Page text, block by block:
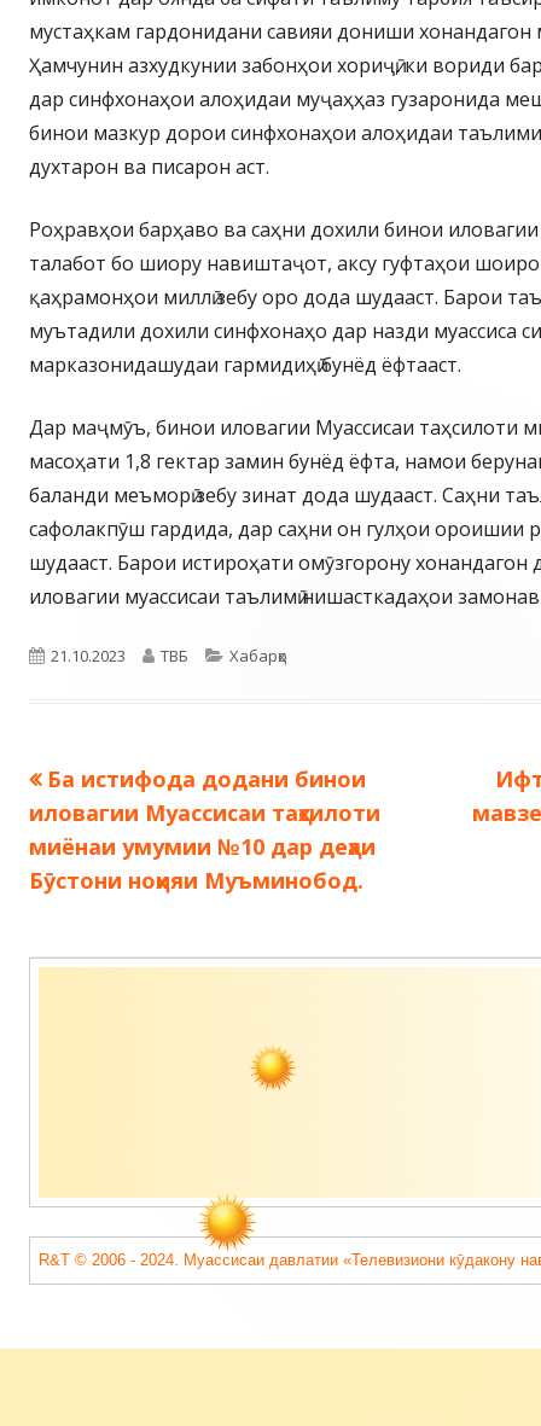
мустаҳкам гардонидани савияи дониши хонандагон
Ҳамчунин азхудкунии забонҳои хориҷӣ, ки вориди
дар синфхонаҳои алоҳидаи муҷаҳҳаз гузаронида
бинои мазкур дорои синфхонаҳои алоҳидаи
духтарон ва писарон аст.
Роҳравҳои барҳаво ва саҳни дохили бинои
талабот бо шиору навиштаҷот, аксу гуфтаҳои
қаҳрамонҳои миллӣ зебу оро дода шудааст. Барои
муътадили дохили синфхонаҳо дар назди муассиса
марказонидашудаи гармидиҳӣ бунёд ёфтааст.
Дар маҷмӯъ, бинои иловагии Муассисаи таҳсилоти
масоҳати 1,8 гектар замин бунёд ёфта, намои
баланди меъморӣ зебу зинат дода шудааст. Саҳни
сафолакпӯш гардида, дар саҳни он гулҳои ороишии
шудааст. Барои истироҳати омӯзгорону хонандагон
иловагии муассисаи таълимӣ нишасткадаҳои
Опубликовано
21.10.2023 Автор
ТВБ Рубрики
Хабарҳо
Навигация
по
записям
Предыдущая
запись:
Ба истифода додани бинои
иловагии Муассисаи таҳсилоти
миёнаи умумии №10 дар деҳаи
Бӯстони ноҳияи Муъминобод.
Содержимое
R&T © 2006 - 2024. Муассисаи давлатии «Телевизиони кӯдакону